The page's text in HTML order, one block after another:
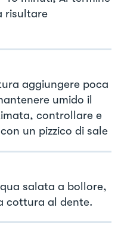
risultare
aggiungere poca
umido il
controllare e
un pizzico di sale
salata a bollore,
cottura al dente.